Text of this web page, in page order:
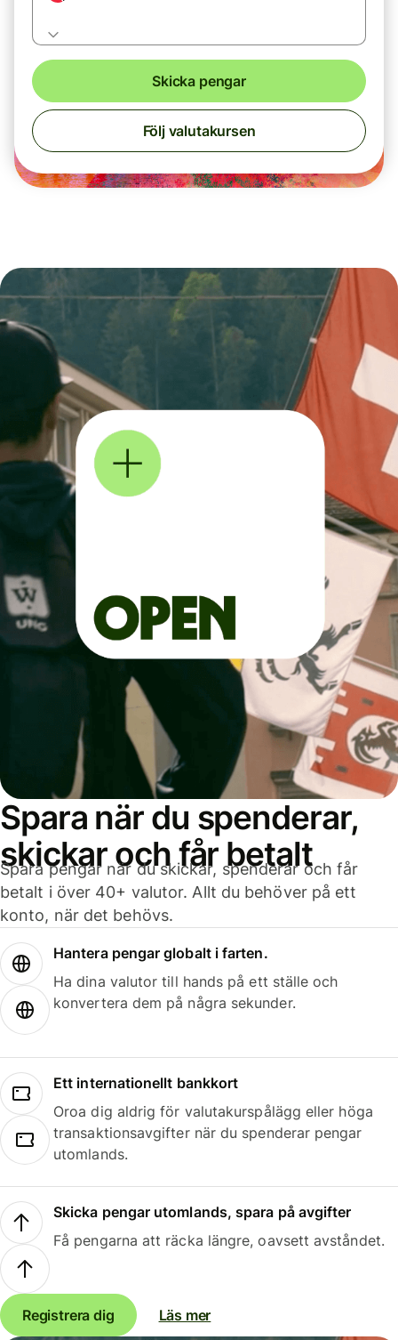
Skicka pengar
Följ valutakursen
Spara när du spenderar,
skickar och får betalt
Spara pengar när du skickar, spenderar och får
betalt i över 40+ valutor. Allt du behöver på ett
konto, när det behövs.
Hantera pengar globalt i farten.
Ha dina valutor till hands på ett ställe och
konvertera dem på några sekunder.
Ett internationellt bankkort
Oroa dig aldrig för valutakurspålägg eller höga
transaktionsavgifter när du spenderar pengar
utomlands.
Skicka pengar utomlands, spara på avgifter
Få pengarna att räcka längre, oavsett avståndet.
Registrera dig Läs mer